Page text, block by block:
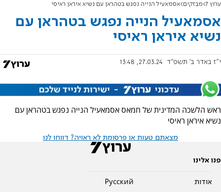
ערוץ 7 מבזקים אסמאעיל הנייה נפגש בטהראן עם נשיא איראן ראיסי
אסמאעיל הנייה נפגש בטהראן עם
נשיא איראן ראיסי
י"ז באדר ב׳ תשפ"ד 27.03.24, 13:48
ראש הלשכה המדינית של חמאס אסמאעיל הנייה נפגש בטהראן עם
נשיא איראן ראיסי
מצאתם טעות או פרסומת לא ראויה? דווחו לנו
פנו אלינו
אודות
Pусский